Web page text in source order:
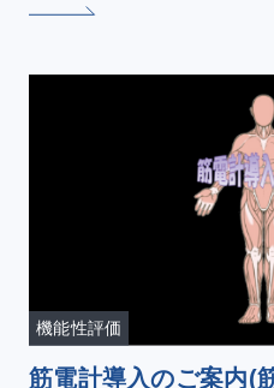
機能性評価
筋電計導入のご案内(